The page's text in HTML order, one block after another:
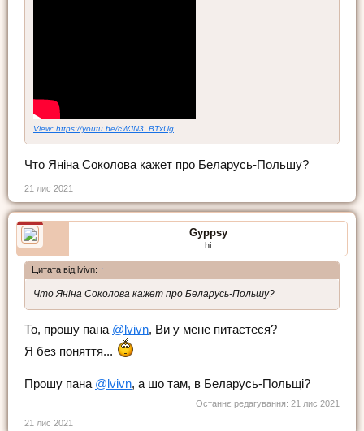
View: https://youtu.be/cWJN3_BTxUg
Что Яніна Соколова кажет про Беларусь-Польшу?
21 лис 2021
Gyppsy
:hi:
Цитата від lvivn: ↑
Что Яніна Соколова кажет про Беларусь-Польшу?
То, прошу пана @lvivn, Ви у мене питаєтеся?
Я без поняття...
Прошу пана @lvivn, а шо там, в Беларусь-Польщі?
Останнє редагування: 21 лис 2021
21 лис 2021